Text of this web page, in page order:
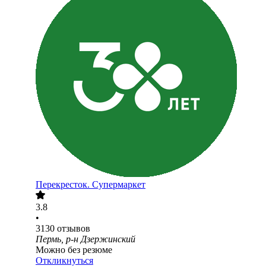
Перекресток. Супермаркет
3.8
•
3130 отзывов
Пермь, р-н Дзержинский
Можно без резюме
Откликнуться